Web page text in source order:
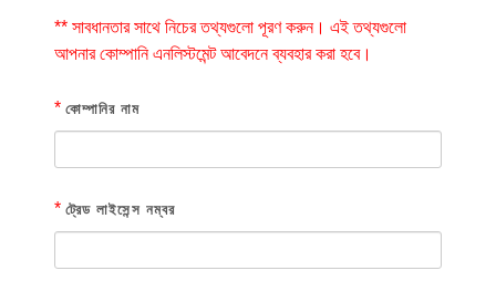
** সাবধানতার সাথে নিচের তথ্যগুলো পূরণ করুন। এই তথ্যগুলো
আপনার কোম্পানি এনলিস্টমেন্ট আবেদনে ব্যবহার করা হবে।
* কোম্পানির নাম
* ট্রেড লাইসেন্স নম্বর